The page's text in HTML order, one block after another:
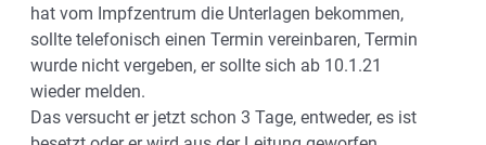
hat vom Impfzentrum die Unterlagen bekommen,
sollte telefonisch einen Termin vereinbaren, Termin
wurde nicht vergeben, er sollte sich ab 10.1.21
wieder melden.
Das versucht er jetzt schon 3 Tage, entweder, es ist